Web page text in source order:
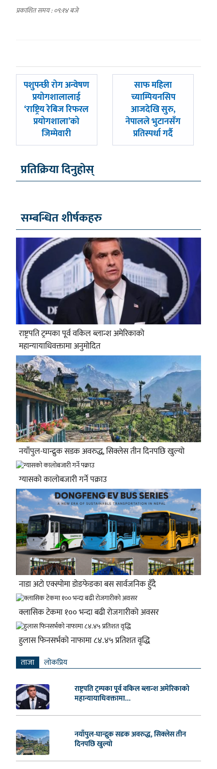
प्रकाशित समय : ०९:१४ बजे
पछिल्लाे
पशुपन्छी रोग अन्वेषण
प्रयोगशालालाई
‘राष्ट्रिय रेबिज रिफरल
प्रयोगशाला’को
जिम्मेवारी
अघिल्लाे
-
साफ महिला
च्याम्पियनसिप
आजदेखि सुरु,
नेपालले भुटानसँग
प्रतिस्पर्धा गर्दै
प्रतिक्रिया दिनुहोस्
सम्बन्धित शीर्षकहरु
राष्ट्रपति ट्रम्पका पूर्व वकिल ब्लान्श अमेरिकाको
महान्यायाधिवक्तामा अनुमोदित
नयाँपुल-घान्द्रुक सडक अवरुद्ध, सिक्लेस तीन दिनपछि खुल्यो
ग्यासको कालोबजारी गर्ने पक्राउ
नाडा अटो एक्स्पोमा डोङफेङका बस सार्वजनिक हुँदै
क्लासिक टेकमा १०० भन्दा बढी रोजगारीको अवसर
हुलास फिनसर्भको नाफामा ८४.४५ प्रतिशत वृद्धि
ताजा लाेकप्रिय
राष्ट्रपति ट्रम्पका पूर्व वकिल ब्लान्श अमेरिकाको
महान्यायाधिवक्तामा...
नयाँपुल-घान्द्रुक सडक अवरुद्ध, सिक्लेस तीन
दिनपछि खुल्यो